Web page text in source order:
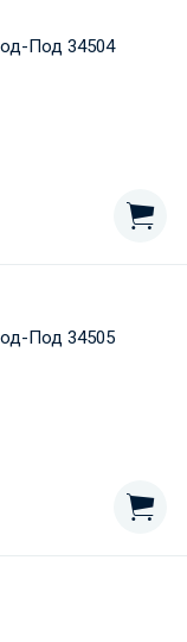
Под 34504
Под 34505